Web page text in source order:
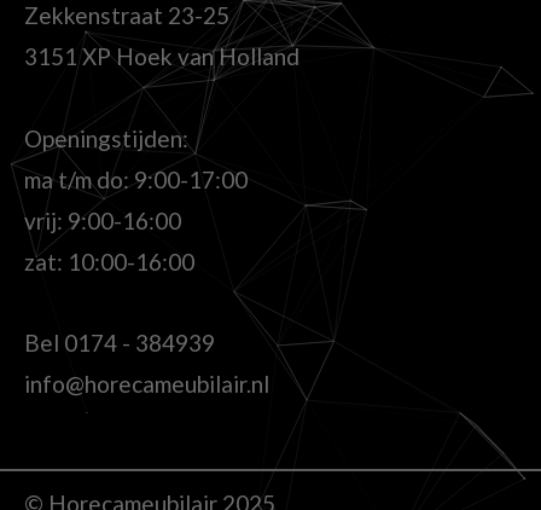
Zekkenstraat 23-25
3151 XP Hoek van Holland
Openingstijden:
ma t/m do: 9:00-17:00
vrij: 9:00-16:00
zat: 10:00-16:00
Bel 0174 - 384939
info@horecameubilair.nl
© Horecameubilair 2025